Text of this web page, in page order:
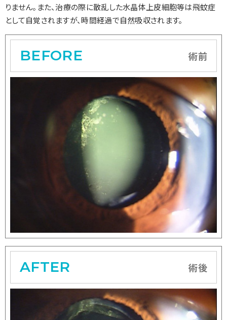
りません。また、治療の際に散乱した水晶体上皮細胞等は飛蚊症
として自覚されますが、時間経過で自然吸収されます。
BEFORE 術前
AFTER 術後